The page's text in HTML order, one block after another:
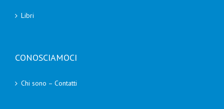
Libri
CONOSCIAMOCI
Chi sono – Contatti